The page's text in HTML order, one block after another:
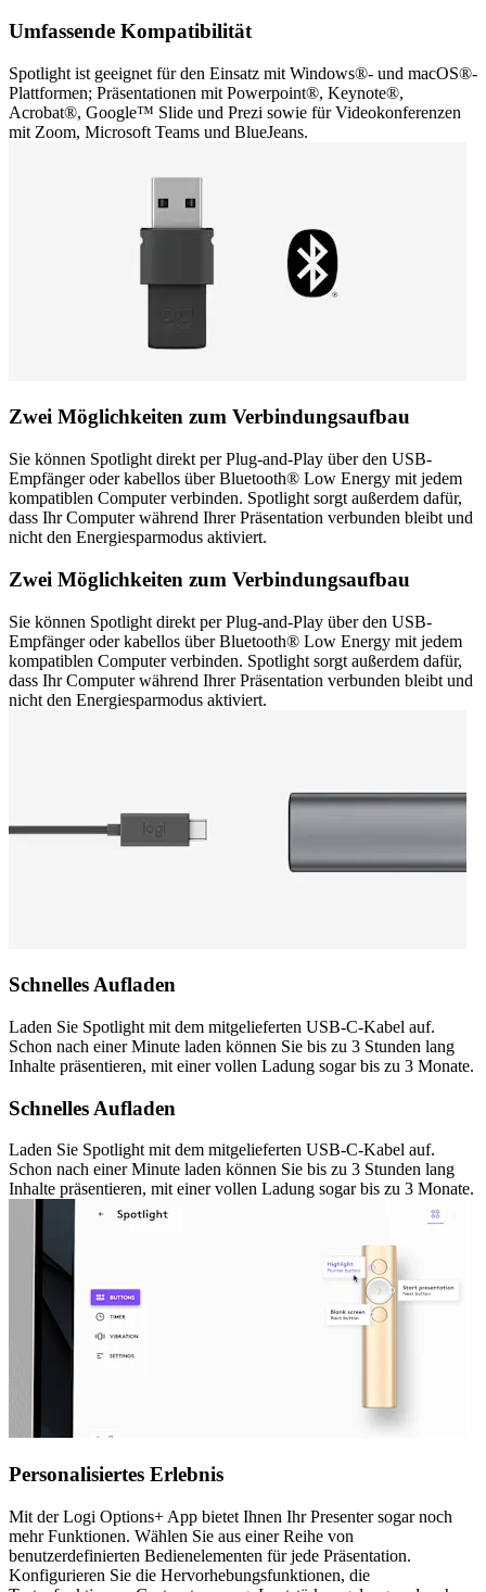
Umfassende Kompatibilität
Spotlight ist geeignet für den Einsatz mit Windows®- und macOS®-
Plattformen; Präsentationen mit Powerpoint®, Keynote®,
Acrobat®, Google™ Slide und Prezi sowie für Videokonferenzen
mit Zoom, Microsoft Teams und BlueJeans.
Zwei Möglichkeiten zum Verbindungsaufbau
Sie können Spotlight direkt per Plug-and-Play über den USB-
Empfänger oder kabellos über Bluetooth® Low Energy mit jedem
kompatiblen Computer verbinden. Spotlight sorgt außerdem dafür,
dass Ihr Computer während Ihrer Präsentation verbunden bleibt und
nicht den Energiesparmodus aktiviert.
Zwei Möglichkeiten zum Verbindungsaufbau
Sie können Spotlight direkt per Plug-and-Play über den USB-
Empfänger oder kabellos über Bluetooth® Low Energy mit jedem
kompatiblen Computer verbinden. Spotlight sorgt außerdem dafür,
dass Ihr Computer während Ihrer Präsentation verbunden bleibt und
nicht den Energiesparmodus aktiviert.
Schnelles Aufladen
Laden Sie Spotlight mit dem mitgelieferten USB-C-Kabel auf.
Schon nach einer Minute laden können Sie bis zu 3 Stunden lang
Inhalte präsentieren, mit einer vollen Ladung sogar bis zu 3 Monate.
Schnelles Aufladen
Laden Sie Spotlight mit dem mitgelieferten USB-C-Kabel auf.
Schon nach einer Minute laden können Sie bis zu 3 Stunden lang
Inhalte präsentieren, mit einer vollen Ladung sogar bis zu 3 Monate.
Personalisiertes Erlebnis
Mit der Logi Options+ App bietet Ihnen Ihr Presenter sogar noch
mehr Funktionen. Wählen Sie aus einer Reihe von
benutzerdefinierten Bedienelementen für jede Präsentation.
Konfigurieren Sie die Hervorhebungsfunktionen, die